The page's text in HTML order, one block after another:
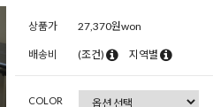
상품가 27,370원won
배송비 (조건) 지역별
COLOR